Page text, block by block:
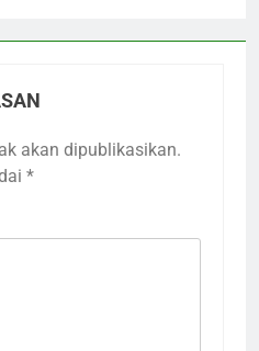
akan dipublikasikan.
*